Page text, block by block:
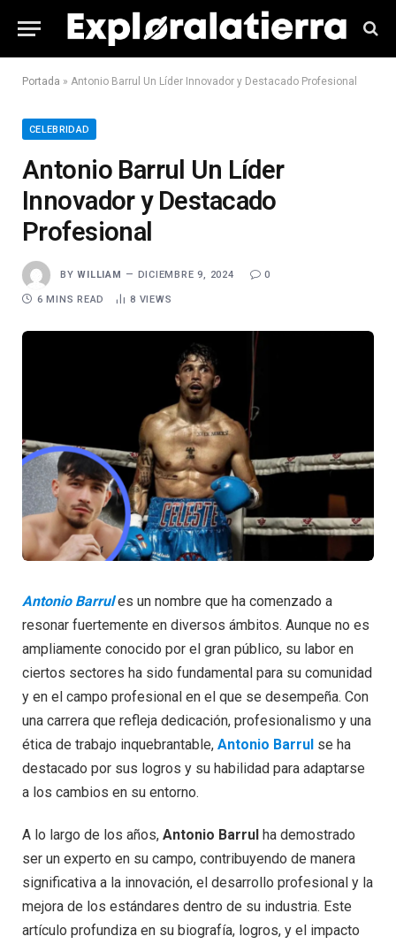
Portada » Antonio Barrul Un Líder Innovador y Destacado Profesional
CELEBRIDAD
Antonio Barrul Un Líder
Innovador y Destacado
Profesional
BY WILLIAM DICIEMBRE 9, 2024 0
6 MINS READ 8 VIEWS
Antonio Barrules un nombre que ha comenzado a
resonar fuertemente en diversos ámbitos. Aunque no es
ampliamente conocido por el gran público, su labor en
ciertos sectores ha sido fundamental para su comunidad
y en el campo profesional en el que se desempeña. Con
una carrera que refleja dedicación, profesionalismo y una
ética de trabajo inquebrantable, Antonio Barrul se ha
destacado por sus logros y su habilidad para adaptarse
a los cambios en su entorno.
A lo largo de los años, Antonio Barrul ha demostrado
ser un experto en su campo, contribuyendo de manera
significativa a la innovación, el desarrollo profesional y la
mejora de los estándares dentro de su industria. Este
artículo profundiza en su biografía, logros, y el impacto